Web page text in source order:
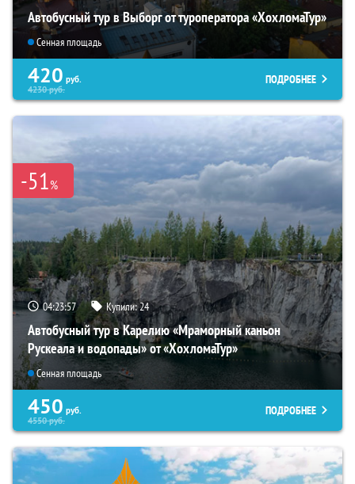
Автобусный тур в Выборг от туроператора «ХохломаТур»
Сенная площадь
420 руб.
4230руб.
ПОДРОБНЕЕ
-51%
04:23:56 Купили:24
Автобусный тур в Карелию «Мраморный каньон
Рускеала и водопады» от «ХохломаТур»
Сенная площадь
450 руб.
4550руб.
ПОДРОБНЕЕ